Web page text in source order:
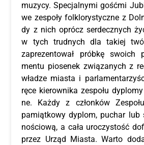
muzy­cy. Spe­cjal­ny­mi gość­mi
we zespo­ły folk­lo­ry­stycz­ne z
dy z nich oprócz ser­decz­nych
w tych trud­nych dla takiej
zapre­zen­to­wał prób­kę swo­ich
men­tu pio­se­nek zwią­za­nych z
wła­dze mia­sta i
ręce kie­row­ni­ka zespo­łu
ne. Każ­dy z człon­ków
pamiąt­ko­wy dyplom, puchar
no­ścio­wą, a cała uro­czy­stość
przez Urząd Mia­sta. War­to